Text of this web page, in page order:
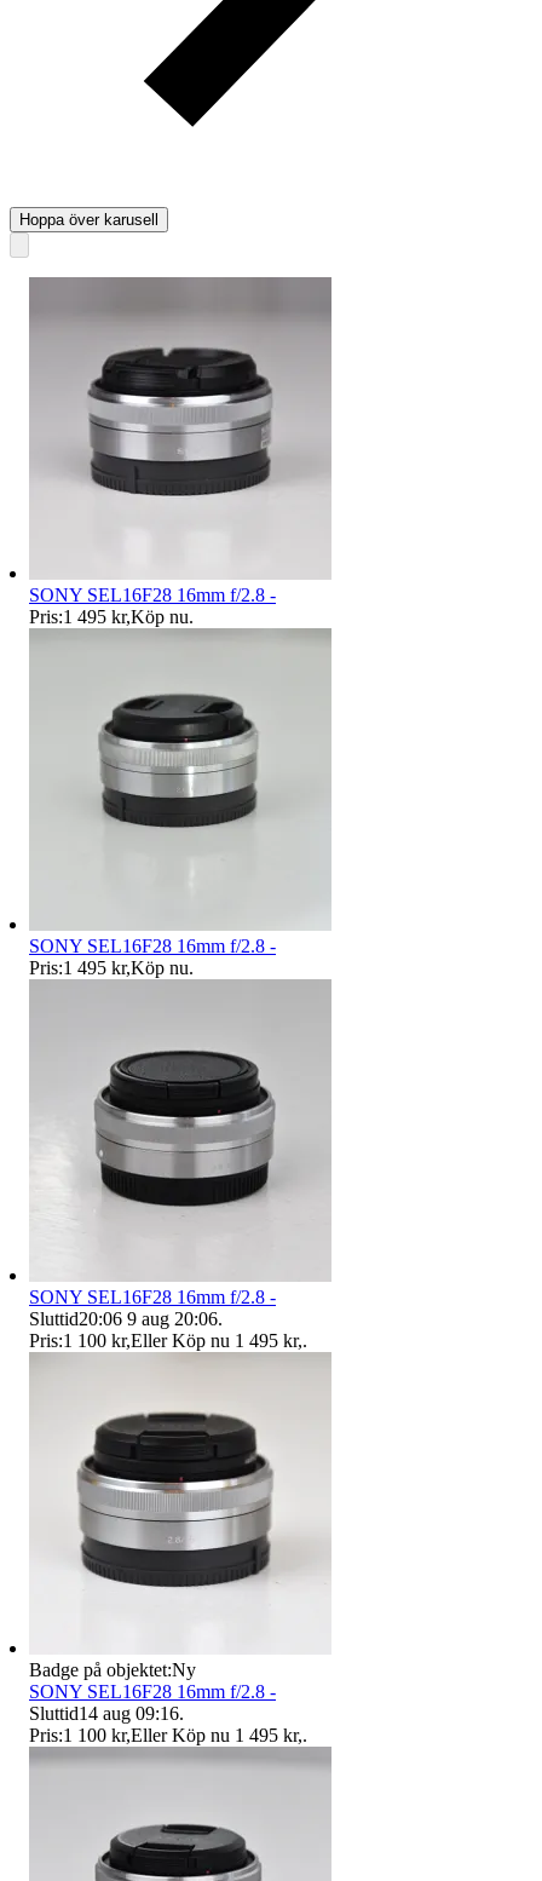
Hoppa över karusell
SONY SEL16F28 16mm f/2.8 -
Pris:1 495 kr,Köp nu.
SONY SEL16F28 16mm f/2.8 -
Pris:1 495 kr,Köp nu.
SONY SEL16F28 16mm f/2.8 -
Sluttid20:06 9 aug 20:06.
Pris:1 100 kr,Eller Köp nu 1 495 kr,.
Badge på objektet:Ny
SONY SEL16F28 16mm f/2.8 -
Sluttid14 aug 09:16.
Pris:1 100 kr,Eller Köp nu 1 495 kr,.